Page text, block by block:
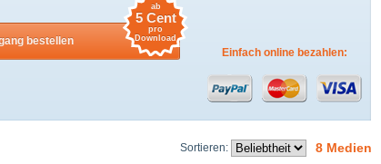
bestellen
ab
5 Cent
pro
Download
Einfach online bezahlen:
Sortieren: 8 Medien